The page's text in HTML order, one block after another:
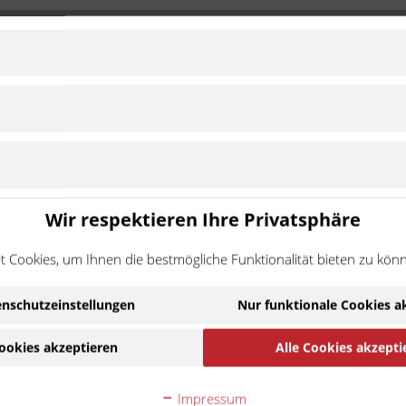
Verarbeitung.
handelt es sich um ein Zubehör-/Ersatzteil eines
des Motorradherstellers hergestellt wurde. Die
Wir respektieren Ihre Privatsphäre
Cookies, um Ihnen die bestmögliche Funktionalität bieten zu
Nur funktionale Cookies
akzeptieren Alle Cookies
Impressum